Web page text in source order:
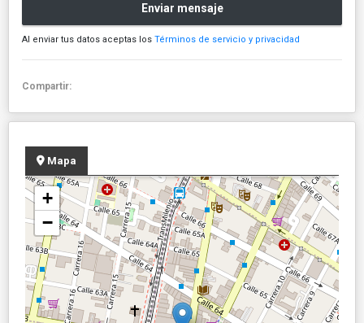
Enviar mensaje
Al enviar tus datos aceptas los Términos de servicio y privacidad
Compartir:
Mapa
+
−